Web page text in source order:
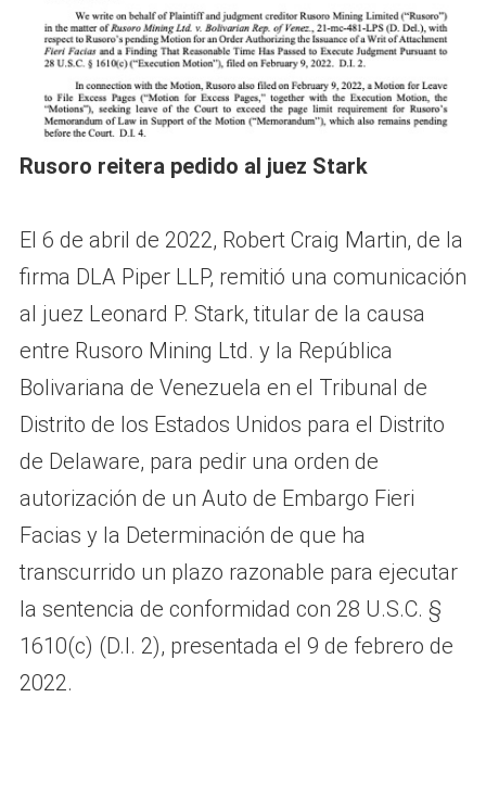
Rusoro reitera pedido al juez Stark
El 6 de abril de 2022, Robert Craig Martin, de la
firma DLA Piper LLP, remitió una comunicación
al juez Leonard P. Stark, titular de la causa
entre Rusoro Mining Ltd. y la República
Bolivariana de Venezuela en el Tribunal de
Distrito de los Estados Unidos para el Distrito
de Delaware, para pedir una orden de
autorización de un Auto de Embargo Fieri
Facias y la Determinación de que ha
transcurrido un plazo razonable para ejecutar
la sentencia de conformidad con 28 U.S.C. §
1610(c) (D.I. 2), presentada el 9 de febrero de
2022.